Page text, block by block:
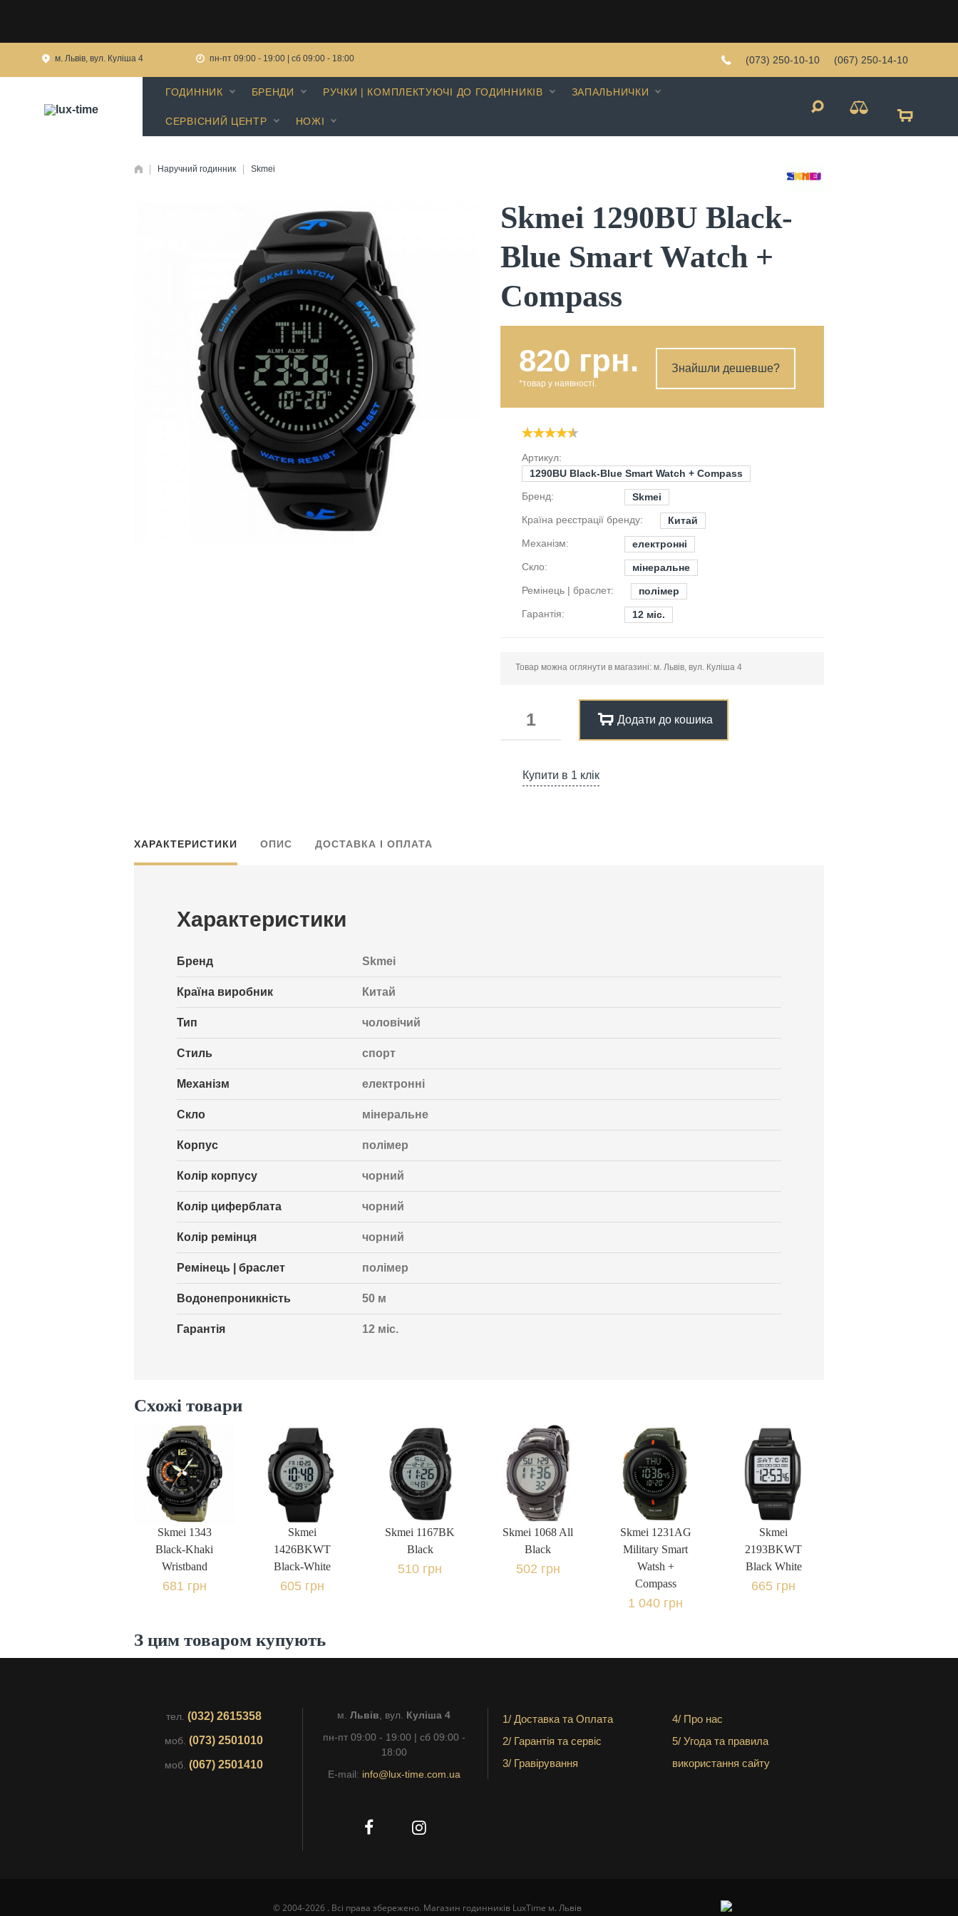
м. Львів, вул. Куліша 4 пн-пт 09:00 - 19:00 | сб 09:00 - 18:00 (073) 250-10-10 (067) 250-14-10
ГОДИННИК БРЕНДИ РУЧКИ | КОМПЛЕКТУЮЧІ ДО ГОДИННИКІВ ЗАПАЛЬНИЧКИ
СЕРВІСНИЙ ЦЕНТР НОЖІ
Наручний годинник Skmei
Skmei 1290BU Black-
Blue Smart Watch +
Compass
820 грн.
*товар у наявності.
Знайшли дешевше?
Артикул:
1290BU Black-Blue Smart Watch + Compass
Бренд:
Skmei
Країна реєстрації бренду:
Китай
Механізм:
електронні
Скло:
мінеральне
Ремінець | браслет:
полімер
Гарантія:
12 міс.
Товар можна оглянути в магазині: м. Львів, вул. Куліша 4
Додати до кошика
Купити в 1 клік
ХАРАКТЕРИСТИКИ ОПИС ДОСТАВКА І ОПЛАТА
Характеристики
Бренд Skmei
Країна виробник Китай
Тип чоловічий
Стиль спорт
Механізм електронні
Скло мінеральне
Корпус полімер
Колір корпусу чорний
Колір циферблата чорний
Колір ремінця чорний
Ремінець | браслет полімер
Водонепроникність 50 м
Гарантія 12 міс.
Схожі товари
Skmei 1343
Black-Khaki
681 грн.
Skmei 1343
Black-Khaki
Wristband
681 грн
Skmei
1426BKWT
605 грн.
Skmei
1426BKWT
Black-White
605 грн
Skmei 1167BK
Black
510 грн.
Skmei 1167BK
Black
510 грн
Skmei 1068 All
Black
502 грн.
Skmei 1068 All
Black
502 грн
Skmei 1231AG
Military Smart
Watsh +
Compass
1 040 грн.
Skmei 1231AG
Military Smart
Watsh +
Compass
1 040 грн
Skmei
2193BKWT
665 грн.
Skmei
2193BKWT
Black White
665 грн
З цим товаром купують
тел. (032) 2615358
моб. (073) 2501010
моб. (067) 2501410
м. Львів, вул. Куліша 4
пн-пт 09:00 - 19:00 | сб 09:00 -
18:00
E-mail: info@lux-time.com.ua
1/ Доставка та Оплата
2/ Гарантія та сервіс
3/ Гравірування
4/ Про нас
5/ Угода та правила
використання сайту
© 2004-2026 . Всі права збережено. Магазин годинників LuxTime м. Львів